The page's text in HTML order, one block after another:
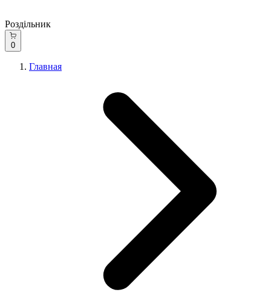
Роздільник
0
Главная